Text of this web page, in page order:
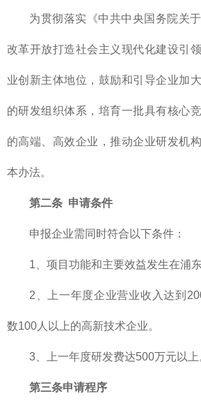
为贯彻落实《中共中央国务院关
改革开放打造社会主义现代化建设引
业创新主体地位，鼓励和引导企业加
的研发组织体系，培育一批具有核心
的高端、高效企业，推动企业研发机
本办法。
第二条 申请条件
申报企业需同时符合以下条件：
1、项目功能和主要效益发生在浦东
2、上一年度企业营业收入达到
数100人以上的高新技术企业。
3、上一年度研发费达500万元以上
第三条申请程序